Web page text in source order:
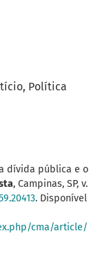
Política
dívida pública e o
, Campinas, SP, v.
. Disponível
cma/article/